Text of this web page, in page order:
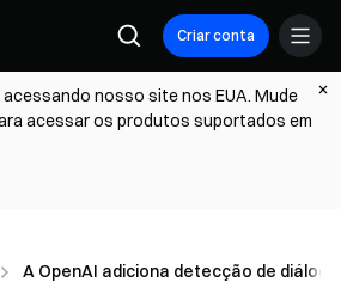
Criar conta
nosso site nos EUA. Mude
acessar os produtos suportados em
A OpenAI adiciona detecção de